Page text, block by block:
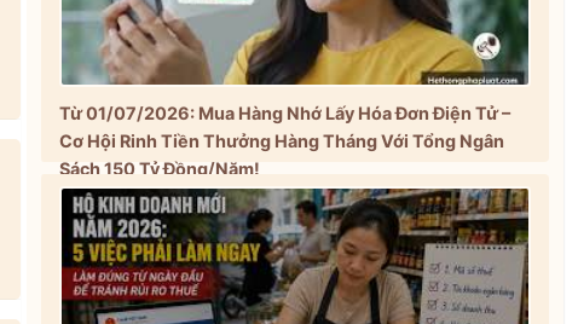
Từ 01/07/2026: Mua Hàng Nhớ Lấy Hóa Đơn Điện Tử –
Cơ Hội Rinh Tiền Thưởng Hàng Tháng Với Tổng Ngân
Sách 150 Tỷ Đồng/Năm!